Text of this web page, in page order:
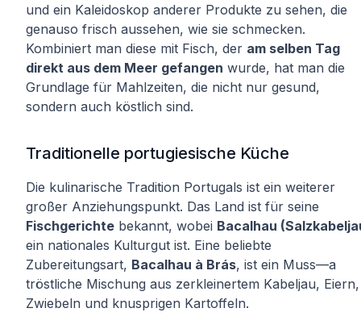
und ein Kaleidoskop anderer Produkte zu sehen, die
genauso frisch aussehen, wie sie schmecken.
Kombiniert man diese mit Fisch, der am selben Tag
direkt aus dem Meer gefangen wurde, hat man die
Grundlage für Mahlzeiten, die nicht nur gesund,
sondern auch köstlich sind.
Traditionelle portugiesische Küche
Die kulinarische Tradition Portugals ist ein weiterer
großer Anziehungspunkt. Das Land ist für seine
Fischgerichte bekannt, wobei Bacalhau
ein nationales Kulturgut ist. Eine beliebte
Zubereitungsart, Bacalhau à Brás, ist ein Muss—a
tröstliche Mischung aus zerkleinertem Kabeljau, Eiern,
Zwiebeln und knusprigen Kartoffeln.